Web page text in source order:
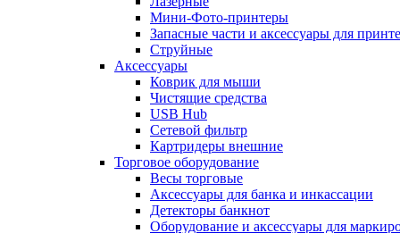
Мини-Фото-принтеры
Запасные части и аксессуары для
Струйные
Аксессуары
Коврик для мыши
Чистящие средства
USB Hub
Сетевой фильтр
Картридеры внешние
Торговое оборудование
Весы торговые
Аксессуары для банка и инкассации
Детекторы банкнот
Оборудование и аксессуары для